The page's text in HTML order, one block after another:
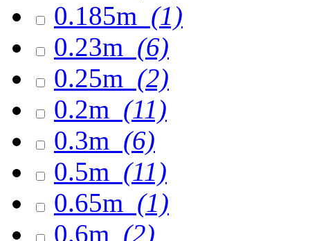
0.185m (1)
0.23m (6)
0.25m (2)
0.2m (11)
0.3m (6)
0.5m (11)
0.65m (1)
0.6m (2)